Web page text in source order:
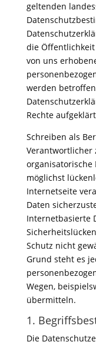
geltenden
die
von uns
werden
Rechte
Schreiben als
Verantwortlicher
organisatorische
möglichst
Internetseite
Daten
Internetbasierte
Schutz nicht
Grund steht es
Wegen,
übermitteln.
1.
Die